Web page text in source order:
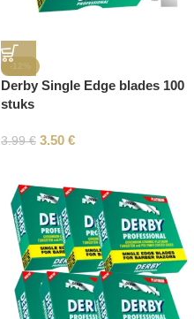
-12%
Derby Single Edge blades 100
stuks
3.99€ 3.50 €